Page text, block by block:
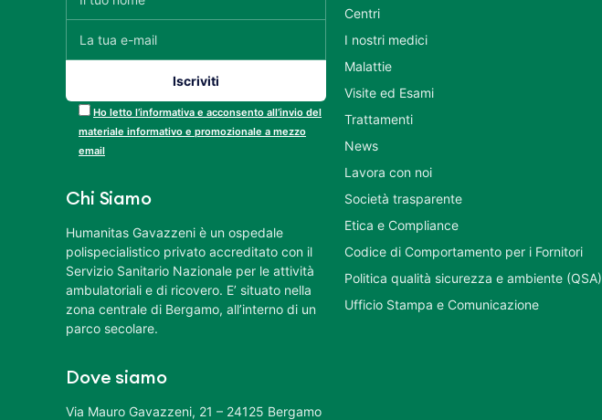
Ho letto l’informativa e acconsento all’invio del
materiale informativo e promozionale a mezzo
email
Chi Siamo
Humanitas Gavazzeni è un ospedale
polispecialistico privato accreditato con il
Servizio Sanitario Nazionale per le attività
ambulatoriali e di ricovero. E’ situato nella
zona centrale di Bergamo, all’interno di un
parco secolare.
Dove siamo
Via Mauro Gavazzeni, 21 – 24125 Bergamo
Centri
I nostri medici
Malattie
Visite ed Esami
Trattamenti
News
Lavora con noi
Società trasparente
Etica e Compliance
Codice di Comportamento per i Fornitori
Politica qualità sicurezza e ambiente (QSA)
Ufficio Stampa e Comunicazione